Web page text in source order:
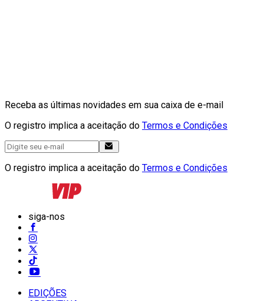
Receba as últimas novidades em sua caixa de e-mail
O registro implica a aceitação do Termos e Condições
O registro implica a aceitação do Termos e Condições
siga-nos
EDIÇÕES